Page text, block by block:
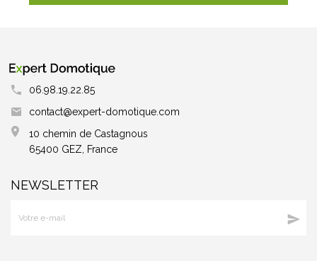
06.98.19.22.85
contact@expert-domotique.com
10 chemin de Castagnous
65400 GEZ, France
NEWSLETTER
